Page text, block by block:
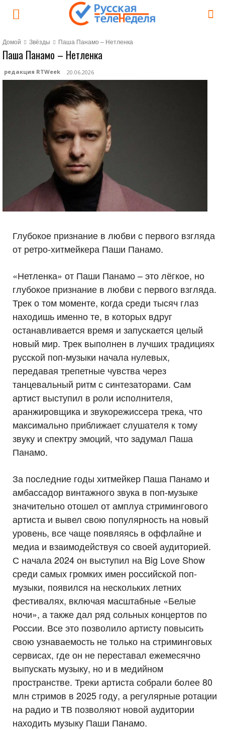
Домой Звёзды Паша Панамо – Нетленка
Паша Панамо – Нетленка
редакция RTWeek 20.06.2026
Глубокое признание в любви с первого взгляда
от ретро-хитмейкера Паши Панамо.
«Нетленка» от Паши Панамо – это лёгкое, но
глубокое признание в любви с первого взгляда.
Трек о том моменте, когда среди тысяч глаз
находишь именно те, в которых вдруг
останавливается время и запускается целый
новый мир. Трек выполнен в лучших традициях
русской поп-музыки начала нулевых,
передавая трепетные чувства через
танцевальный ритм с синтезаторами. Сам
артист выступил в роли исполнителя,
аранжировщика и звукорежиссера трека, что
максимально приближает слушателя к тому
звуку и спектру эмоций, что задумал Паша
Панамо.
За последние годы хитмейкер Паша Панамо и
амбассадор винтажного звука в поп-музыке
значительно отошел от амплуа стримингового
артиста и вывел свою популярность на новый
уровень, все чаще появляясь в оффлайне и
медиа и взаимодействуя со своей аудиторией.
С начала 2024 он выступил на Big Love Show
среди самых громких имен российской поп-
музыки, появился на нескольких летних
фестивалях, включая масштабные «Белые
ночи», а также дал ряд сольных концертов по
России. Все это позволило артисту повысить
свою узнаваемость не только на стриминговых
сервисах, где он не переставал ежемесячно
выпускать музыку, но и в медийном
пространстве. Треки артиста собрали более 80
млн стримов в 2025 году, а регулярные ротации
на радио и ТВ позволяют новой аудитории
находить музыку Паши Панамо.